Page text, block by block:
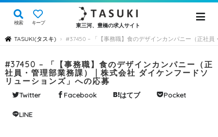
検索 キープ 東三河、豊橋の求人サイト
TASUKI(タスキ) › #37450 – 「【事務職】食のデザインカンパニー（正社
#37450 – 「【事務職】食のデザインカンパニー（正
社員・管理部業務課） | 株式会社 ダイケンフードソ
リューションズ」への応募
Twitter Facebook はてブ Pocket
LINE